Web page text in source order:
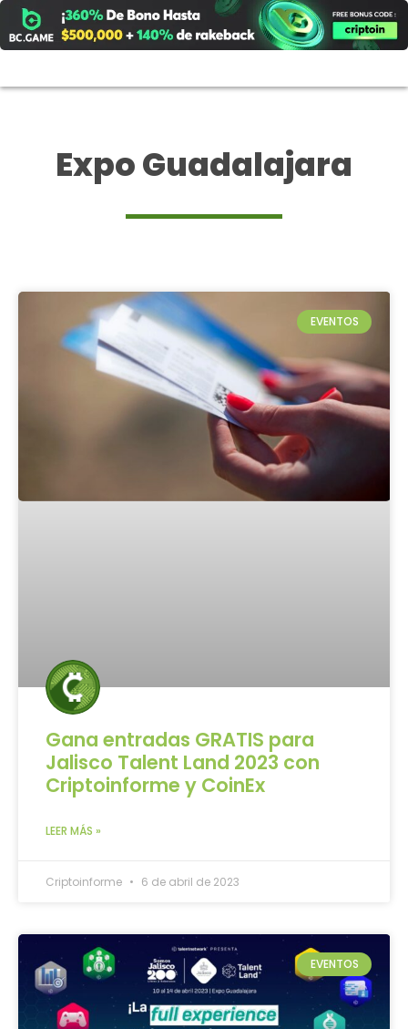
al
contenido
Expo Guadalajara
EVENTOS
Gana entradas GRATIS para
Jalisco Talent Land 2023 con
Criptoinforme y CoinEx
LEER MÁS »
Criptoinforme 6 de abril de 2023
EVENTOS